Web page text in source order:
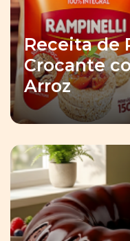
Receita de
Crocante
Arroz